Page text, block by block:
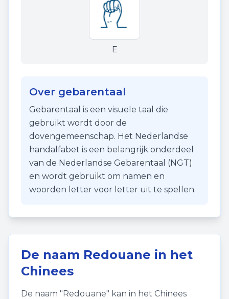
E
Over gebarentaal
Gebarentaal is een visuele taal die
gebruikt wordt door de
dovengemeenschap. Het Nederlandse
handalfabet is een belangrijk onderdeel
van de Nederlandse Gebarentaal (NGT)
en wordt gebruikt om namen en
woorden letter voor letter uit te spellen.
De naam Redouane in het
Chinees
De naam "Redouane" kan in het Chinees